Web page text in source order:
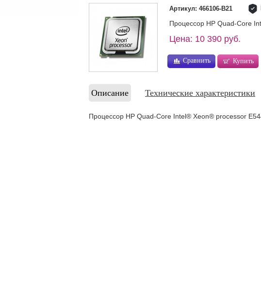
Артикул: 466106-B21
Процессор HP Quad-Core
Цена: 10 390 руб.
Сравнить Купить
Описание Технические характеристики
Процессор HP Quad-Core Intel® Xeon® processor